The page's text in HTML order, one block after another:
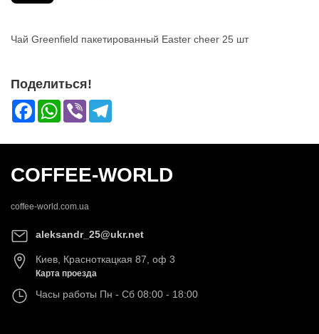
Чай Greenfield пакетированный Easter cheer 25 шт
Поделиться!
FacebookWhatsApp
Viber
COFFEE-WORLD
coffee-world.com.ua
aleksandr_25@ukr.net
Киев, Красноткацкая 87, оф 3
Карта проезда
Часы работы Пн - Сб 08:00 - 18:00